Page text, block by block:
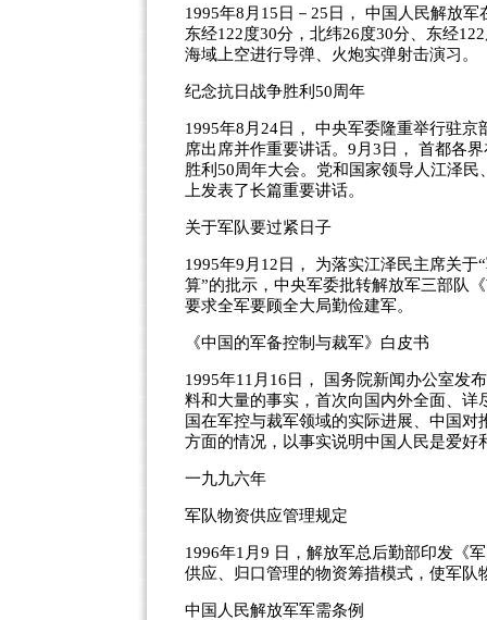
1995年8月15日－25日， 中国人民解放
东经122度30分，北纬26度30分、东经
海域上空进行导弹、火炮实弹射击演习。
纪念抗日战争胜利50周年
1995年8月24日， 中央军委隆重举行驻
席出席并作重要讲话。9月3日， 首都各
胜利50周年大会。党和国家领导人江泽
上发表了长篇重要讲话。
关于军队要过紧日子
1995年9月12日， 为落实江泽民主席关
算”的批示，中央军委批转解放军三部队
要求全军要顾全大局勤俭建军。
《中国的军备控制与裁军》白皮书
1995年11月16日， 国务院新闻办公室发
料和大量的事实，首次向国内外全面、
国在军控与裁军领域的实际进展、中国
方面的情况，以事实说明中国人民是爱好
一九九六年
军队物资供应管理规定
1996年1月9 日，解放军总后勤部印发《
供应、归口管理的物资筹措模式，使军
中国人民解放军军需条例